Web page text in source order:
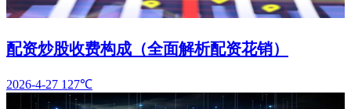
配资炒股收费构成（全面解析配资花销）
2026-4-27 127℃